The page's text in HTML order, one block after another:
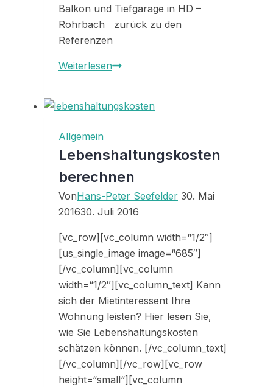
Balkon und Tiefgarage in HD –
Rohrbach zurück zu den
Referenzen
WeiterlesenReferenz
Allgemein
Lebenshaltungskosten
berechnen
VonHans-Peter Seefelder 30. Mai
201630. Juli 2016
[vc_row][vc_column width=“1/2″]
[us_single_image image=“685″]
[/vc_column][vc_column
width=“1/2″][vc_column_text] Kann
sich der Mietinteressent Ihre
Wohnung leisten? Hier lesen Sie,
wie Sie Lebenshaltungskosten
schätzen können. [/vc_column_text]
[/vc_column][/vc_row][vc_row
height=“small“][vc_column